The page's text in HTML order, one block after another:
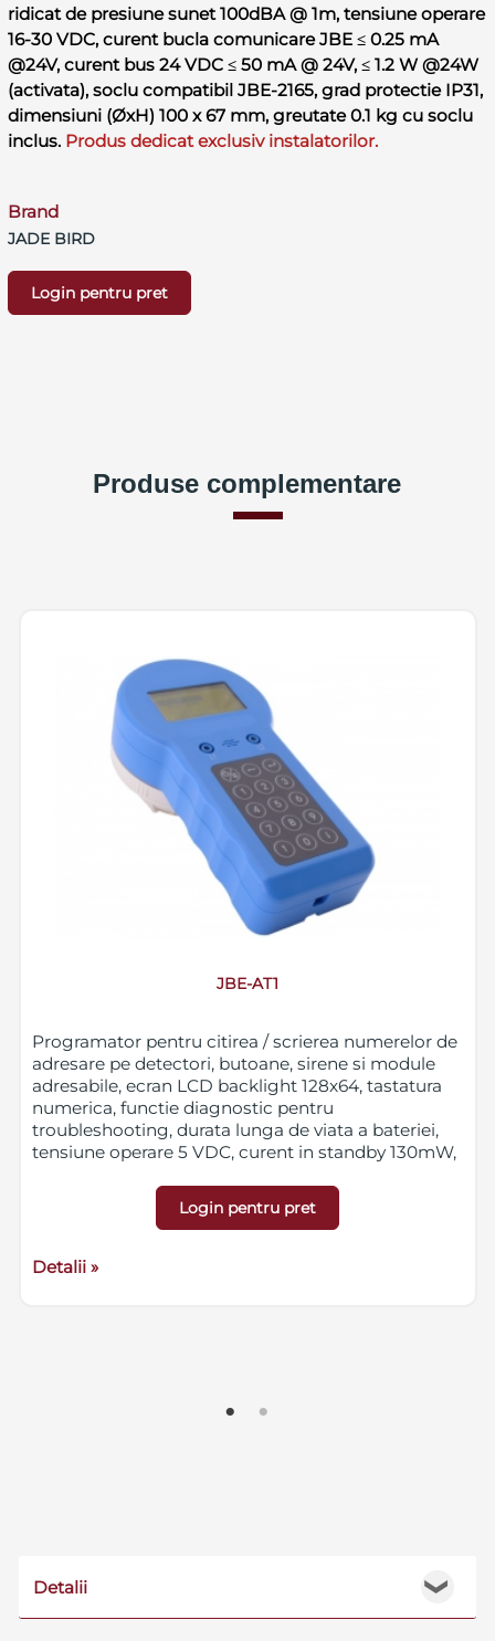
ridicat de presiune sunet 100dBA @ 1m, tensiune operare
16-30 VDC, curent bucla comunicare JBE ≤ 0.25 mA
@24V, curent bus 24 VDC ≤ 50 mA @ 24V, ≤ 1.2 W @24W
(activata), soclu compatibil JBE-2165, grad protectie IP31,
dimensiuni (ØxH) 100 x 67 mm, greutate 0.1 kg cu soclu
inclus. Produs dedicat exclusiv instalatorilor.
Brand
JADE BIRD
Login pentru pret
Produse complementare
JBE-AT1
Programator pentru citirea / scrierea numerelor de
adresare pe detectori, butoane, sirene si module
adresabile, ecran LCD backlight 128x64, tastatura
numerica, functie diagnostic pentru
troubleshooting, durata lunga de viata a bateriei,
tensiune operare 5 VDC, curent in standby 130mW,
195 x 36.5 mm.Produs dedicat exclusiv
Login pentru pret
Detalii »
❯
Detalii